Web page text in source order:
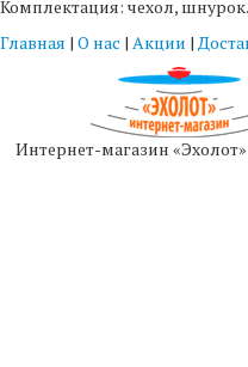
Комплектация: чехол, шнурок.
Главная | О нас | Акции |
Интернет-магазин